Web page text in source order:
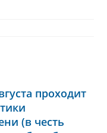
проходит
(в честь